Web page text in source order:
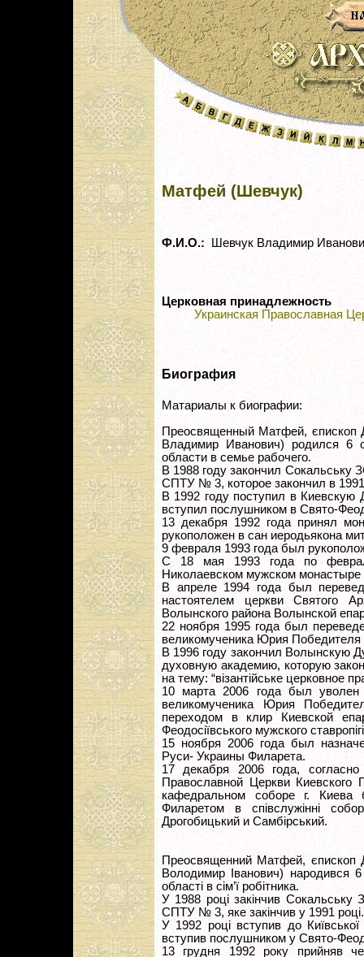
Матфей (Шевчук)
Ф.И.О.: Шевчук Владимир
Церковная принадлежность
Украинская Православная
Биография
Матариалы к биографии:
Преосвященный Матфей, єпископ
Владимир Иванович) родился 6
области в семье рабочего.
В 1988 году закончил Сокальську
СПТУ № 3, которое закончил в 1991
В 1992 году поступил в
вступил послушником в Свято-
13 декабря 1992 года принял
рукоположен в сан иеродьякона
9 февраля 1993 года был
С 18 мая 1993 года по
Николаевском мужском монастыре
В апреле 1994 года был
настоятелем церкви Святого
Волынского района Волынской
22 ноября 1995 года был
великомученика Юрия Победителя
В 1996 году закончил Волынскую
духовную академию, которую
на тему: “візантійське церковное
10 марта 2006 года был уволен
великомученика Юрия
переходом в клир Киевской
Феодосіївського мужского
15 ноября 2006 года был
Руси- Украины Филарета.
17 декабря 2006 года,
Православной Церкви
кафедральном соборе г. Киева
Филаретом в співслужінні
Дрогобицький и Самбірський.
Преосвященний Матфей, єпископ
Володимир Іванович) народився
області в сім’ї робітника.
У 1988 році закінчив Сокальську
СПТУ № 3, яке закінчив у 1991 році.
У 1992 році вступив до
вступив послушником у Свято-
13 грудня 1992 року прийняв